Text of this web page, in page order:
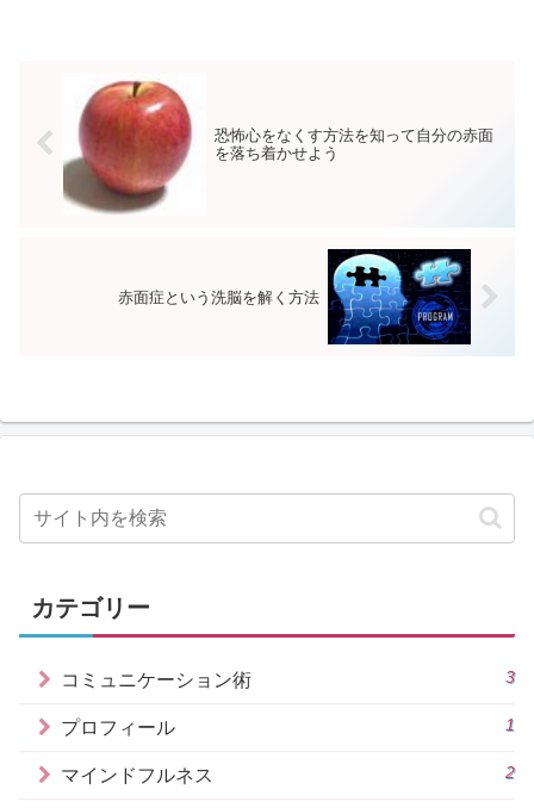
恐怖心をなくす方法を知って自分の赤面
を落ち着かせよう
赤面症という洗脳を解く方法
カテゴリー
コミュニケーション術 3
プロフィール 1
マインドフルネス 2